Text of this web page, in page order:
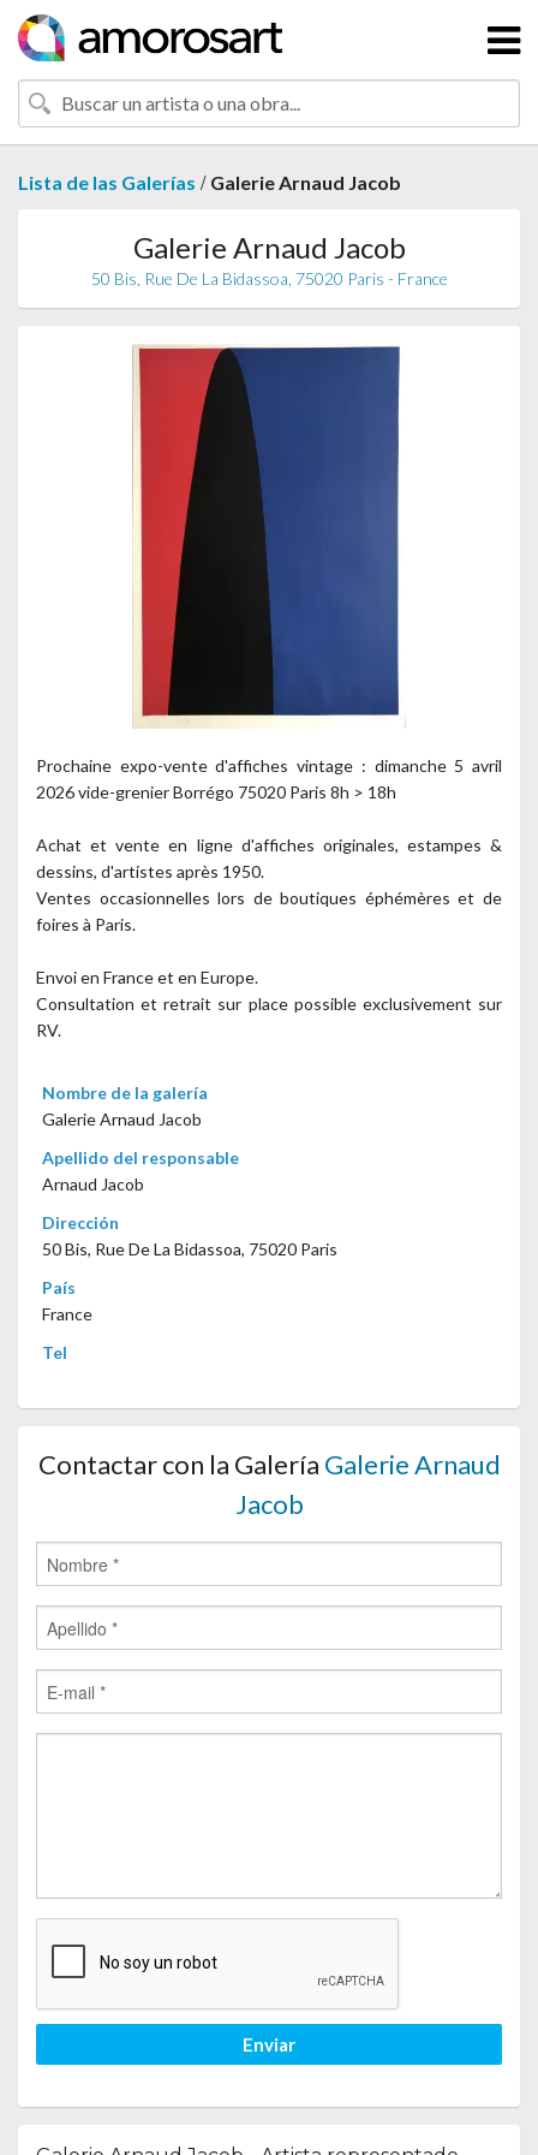
Lista de las Galerías / Galerie Arnaud Jacob
Galerie Arnaud Jacob
50 Bis, Rue De La Bidassoa, 75020 Paris - France
Prochaine expo-vente d'affiches vintage : dimanche 5 avril
2026 vide-grenier Borrégo 75020 Paris 8h > 18h
Achat et vente en ligne d'affiches originales, estampes &
dessins, d'artistes après 1950.
Ventes occasionnelles lors de boutiques éphémères et de
foires à Paris.
Envoi en France et en Europe.
Consultation et retrait sur place possible exclusivement sur
RV.
Nombre de la galería
Galerie Arnaud Jacob
Apellido del responsable
Arnaud Jacob
Dirección
50 Bis, Rue De La Bidassoa, 75020 Paris
País
France
Tel
Contactar con la Galería Galerie Arnaud
Jacob
Enviar